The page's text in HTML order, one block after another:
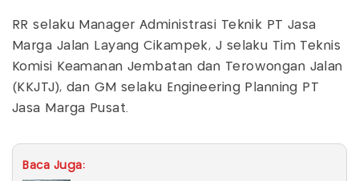
RR selaku Manager Administrasi Teknik PT Jasa
Marga Jalan Layang Cikampek, J selaku Tim Teknis
Komisi Keamanan Jembatan dan Terowongan Jalan
(KKJTJ), dan GM selaku Engineering Planning PT
Jasa Marga Pusat.
Baca Juga: